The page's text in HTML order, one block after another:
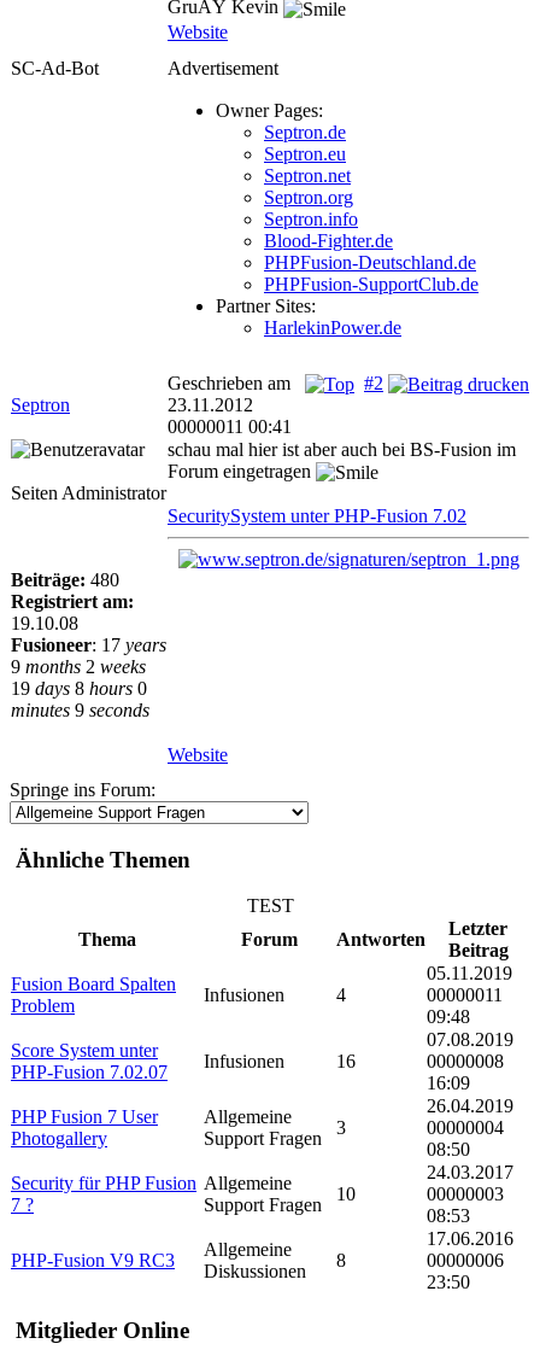
GruÃŸ Kevin
Website
SC-Ad-Bot
Advertisement
Owner Pages:
Septron.de
Septron.eu
Septron.net
Septron.org
Septron.info
Blood-Fighter.de
PHPFusion-Deutschland.de
PHPFusion-SupportClub.de
Partner Sites:
HarlekinPower.de
Septron
#2
Geschrieben am
23.11.2012
00000011 00:41
Seiten Administrator
Beiträge: 480
Registriert am:
19.10.08
Fusioneer: 17 years
9 months 2 weeks
19 days 8 hours 0
minutes 9 seconds
schau mal hier ist aber auch bei BS-Fusion im
Forum eingetragen
SecuritySystem unter PHP-Fusion 7.02
Website
Springe ins Forum:
Ähnliche Themen
TEST
Thema
Forum Antworten
Letzter
Beitrag
Fusion Board Spalten
Problem
Infusionen 4
05.11.2019
00000011
09:48
Score System unter
PHP-Fusion 7.02.07
Infusionen 16
07.08.2019
00000008
16:09
PHP Fusion 7 User
Photogallery
Allgemeine
Support Fragen
3
26.04.2019
00000004
08:50
Security für PHP Fusion
7 ?
Allgemeine
Support Fragen
10
24.03.2017
00000003
08:53
PHP-Fusion V9 RC3
Allgemeine
Diskussionen
8
17.06.2016
00000006
23:50
Mitglieder Online